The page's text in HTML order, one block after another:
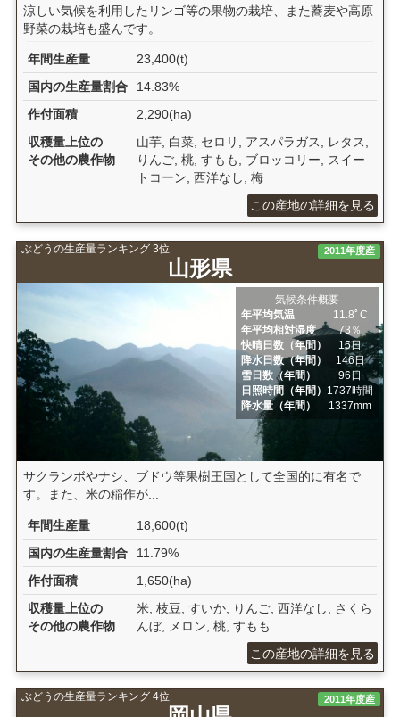
涼しい気候を利用したリンゴ等の果物の栽培、また蕎麦や高原
野菜の栽培も盛んです。
年間生産量
23,400(t)
国内の生産量割合
14.83%
作付面積
2,290(ha)
収穫量上位の
その他の農作物
山芋, 白菜, セロリ, アスパラガス, レタス,
りんご, 桃, すもも, ブロッコリー, スイー
トコーン, 西洋なし, 梅
この産地の詳細を見る
ぶどうの生産量ランキング 3位
山形県
2011年度産
気候条件概要
年平均気温
11.8ﾟC
年平均相対湿度
73％
快晴日数（年間）
15日
降水日数（年間）
146日
雪日数（年間）
96日
日照時間（年間） 1737時間
降水量（年間）
1337mm
サクランボやナシ、ブドウ等果樹王国として全国的に有名で
す。また、米の稲作が...
年間生産量
18,600(t)
国内の生産量割合
11.79%
作付面積
1,650(ha)
収穫量上位の
その他の農作物
米, 枝豆, すいか, りんご, 西洋なし, さくら
んぼ, メロン, 桃, すもも
この産地の詳細を見る
ぶどうの生産量ランキング 4位 2011年度産